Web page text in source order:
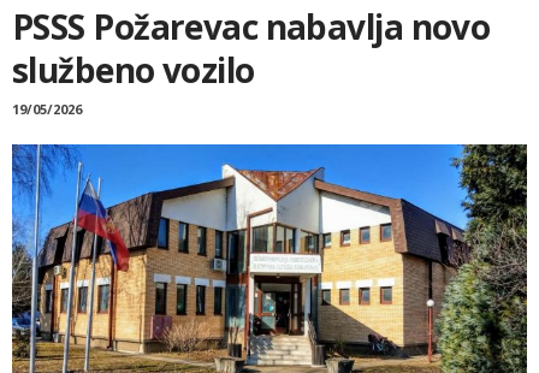
PSSS Požarevac nabavlja novo
službeno vozilo
19/05/2026